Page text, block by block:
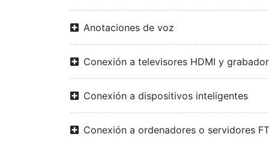
Anotaciones de voz
Conexión a televisores HDMI y
Conexión a dispositivos inteligentes
Conexión a ordenadores o servidores